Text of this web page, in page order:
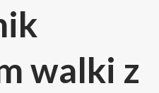
walki z